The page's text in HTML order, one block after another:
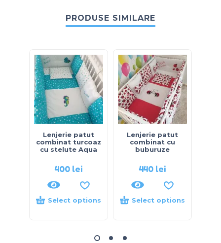
PRODUSE SIMILARE
Lenjerie patut
combinat turcoaz
cu stelute Aqua
400 lei
Select options
Lenjerie patut
combinat cu
buburuze
440 lei
Select options